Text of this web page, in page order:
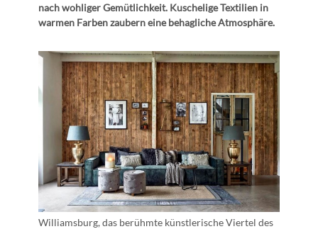
nach wohliger Gemütlichkeit. Kuschelige Textilien in
warmen Farben zaubern eine behagliche Atmosphäre.
Williamsburg, das berühmte künstlerische Viertel des